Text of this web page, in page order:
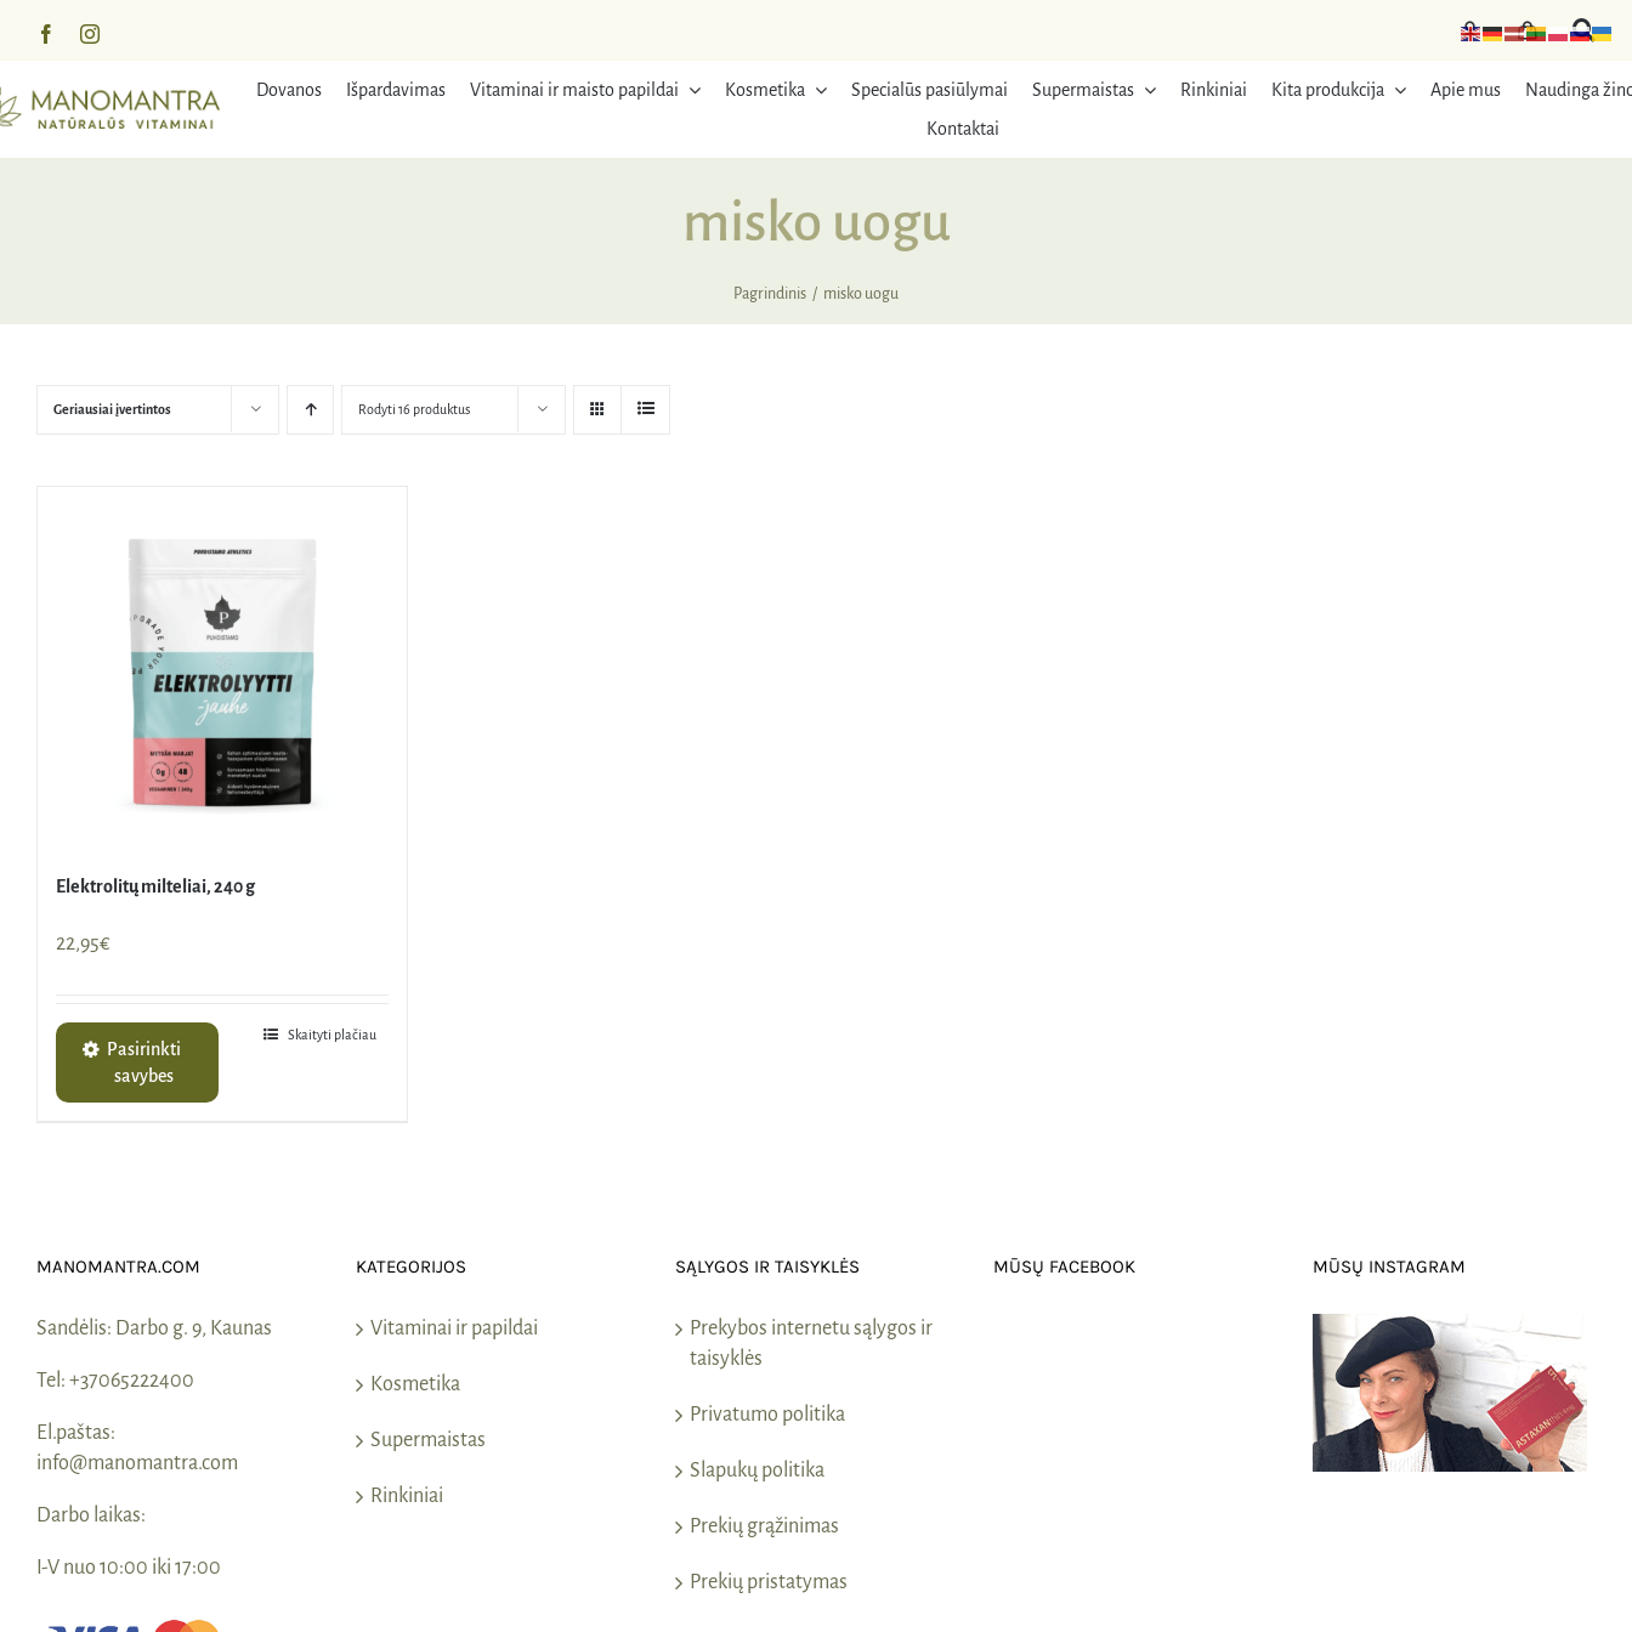
turinį
Dovanos Išpardavimas Vitaminai ir maisto papildai Kosmetika Specialūs pasiūlymai Supermaistas Rinkiniai Kita produkcija Apie mus
Naudinga
Kontaktai
misko uogu
Pagrindinis misko uogu
Geriausiai įvertintos Rodyti 16 produktus
Elektrolitų milteliai, 240 g
22,95€
Pasirinkti
savybes
Skaityti plačiau
MANOMANTRA.COM
Sandėlis: Darbo g. 9, Kaunas
Tel: +37065222400
El.paštas:
info@manomantra.com
Darbo laikas:
I-V nuo 10:00 iki 17:00
KATEGORIJOS
Vitaminai ir papildai
Kosmetika
Supermaistas
Rinkiniai
SĄLYGOS IR TAISYKLĖS
Prekybos internetu sąlygos ir
taisyklės
Privatumo politika
Slapukų politika
Prekių grąžinimas
Prekių pristatymas
MŪSŲ FACEBOOK MŪSŲ INSTAGRAM